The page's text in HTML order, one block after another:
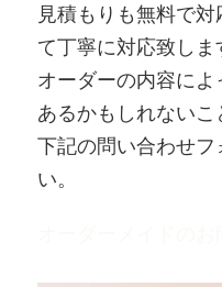
見積もりも無料で
て丁寧に対応致しま
オーダーの内容に
あるかもしれないこ
下記の問い合わせフ
い。